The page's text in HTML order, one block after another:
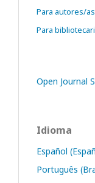
Para autores/as
Para
Open Journal
Idioma
Español
Português